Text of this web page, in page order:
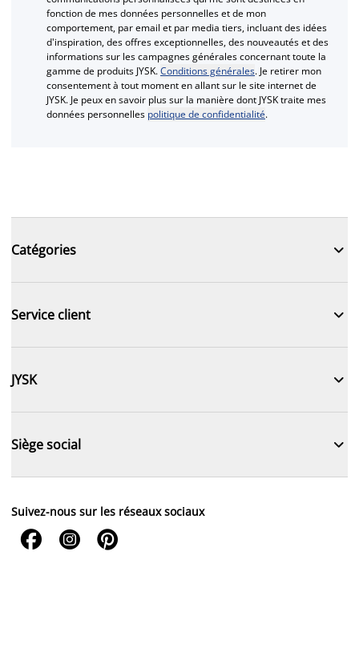
fonction de mes données personnelles et de mon
comportement, par email et par media tiers, incluant des idées
d'inspiration, des offres exceptionnelles, des nouveautés et des
informations sur les campagnes générales concernant toute la
gamme de produits JYSK.Conditions générales. Je retirer mon
consentement à tout moment en allant sur le site internet de
JYSK. Je peux en savoir plus sur la manière dont JYSK traite mes
données personnelles politique de confidentialité.
Catégories 
Service client 
JYSK 
Siège social 
Suivez-nous sur les réseaux sociaux
  